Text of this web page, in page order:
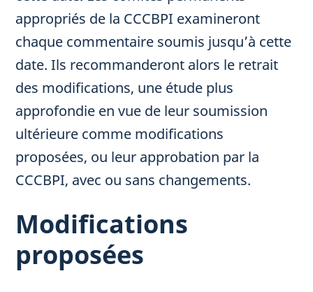
appropriés de la CCCBPI examineront
chaque commentaire soumis jusqu’à cette
date. Ils recommanderont alors le retrait
des modifications, une étude plus
approfondie en vue de leur soumission
ultérieure comme modifications
proposées, ou leur approbation par la
CCCBPI, avec ou sans changements.
Modifications
proposées